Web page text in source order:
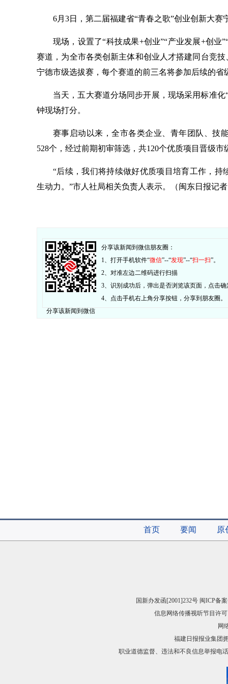
6月3日，第二届福建省“青春之歌”创业创新大赛
现场，设置了“科技成果+创业”“产业发展+创业
赛道，为全市各类创新主体和创业人才搭建同台竞
宁德市级选拔赛，每个赛道的前三名将参加后续的省
当天，五大赛道分场同步开展，现场采用标准
钟现场打分。
赛事启动以来，全市各类企业、青年团队、技
528个，经过前期初审筛选，共120个优质项目晋级市
“后续，我们将持续做好优质项目培育工作，
生动力。”市人社局相关负责人表示。（闽东日报记
分享该新闻到微信
分享该新闻到微信朋友圈：
1、打开手机软件“微信”--“发现”--“扫一扫”。
2、对准左边二维码进行扫描
3、识别成功后，弹出是否浏览该页面，点击确
4、点击手机右上角分享按钮，分享到朋友圈。
首页 要闻 原
国新办发函[2001]232号 闽ICP备
信息网络传播视听节目许
网
福建日报报业集团
职业道德监督、违法和不良信息举报电